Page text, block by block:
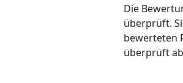
Die
überprüft.
bewerteten
überprüft